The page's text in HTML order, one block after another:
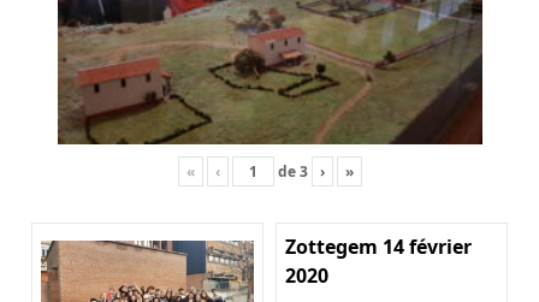
« ‹ de3 › »
Zottegem 14 février
2020